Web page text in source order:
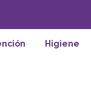
Higiene